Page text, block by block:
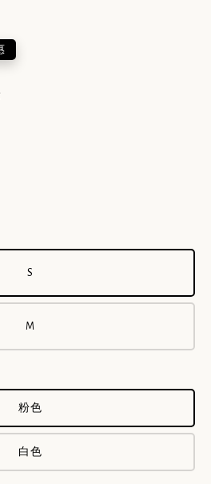
S
M
粉色
白色